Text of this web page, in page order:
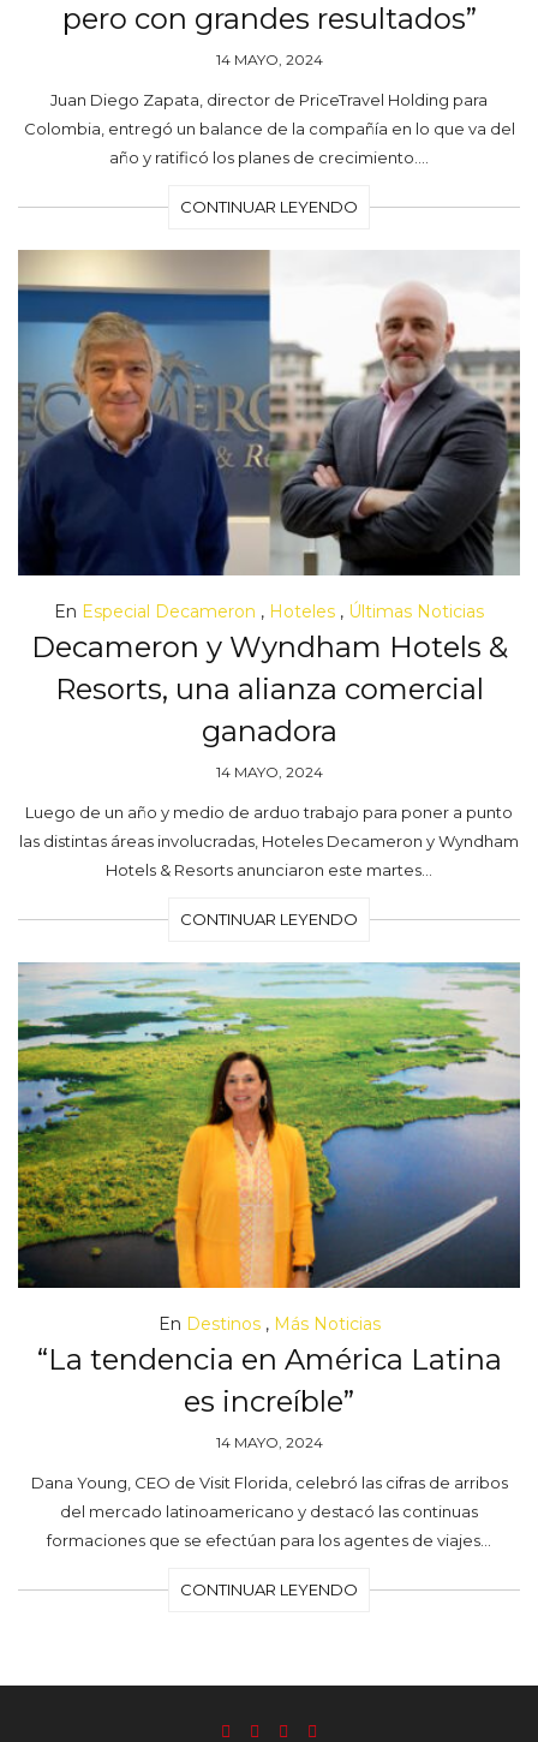
pero con grandes resultados”
14 MAYO, 2024
Juan Diego Zapata, director de PriceTravel Holding para
Colombia, entregó un balance de la compañía en lo que va del
año y ratificó los planes de crecimiento.…
CONTINUAR LEYENDO
En Especial Decameron , Hoteles , Últimas Noticias
Decameron y Wyndham Hotels &
Resorts, una alianza comercial
ganadora
14 MAYO, 2024
Luego de un año y medio de arduo trabajo para poner a punto
las distintas áreas involucradas, Hoteles Decameron y Wyndham
Hotels & Resorts anunciaron este martes…
CONTINUAR LEYENDO
En Destinos, Más Noticias
“La tendencia en América Latina
es increíble”
14 MAYO, 2024
Dana Young, CEO de Visit Florida, celebró las cifras de arribos
del mercado latinoamericano y destacó las continuas
formaciones que se efectúan para los agentes de viajes…
CONTINUAR LEYENDO